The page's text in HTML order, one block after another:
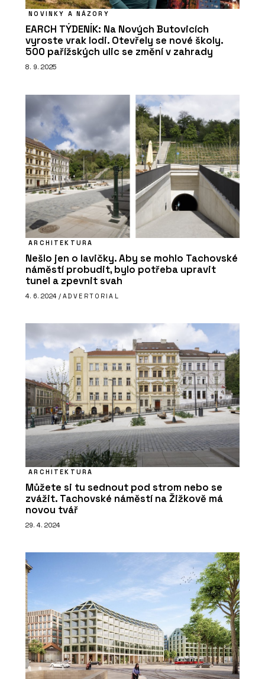
NOVINKY A NÁZORY
EARCH TÝDENÍK: Na Nových Butovicích
vyroste vrak lodi. Otevřely se nové školy.
500 pařížských ulic se změní v zahrady
8. 9. 2025
ARCHITEKTURA
Nešlo jen o lavičky. Aby se mohlo Tachovské
náměstí probudit, bylo potřeba upravit
tunel a zpevnit svah
4. 6. 2024 / ADVERTORIAL
ARCHITEKTURA
Můžete si tu sednout pod strom nebo se
zvážit. Tachovské náměstí na Žižkově má
novou tvář
29. 4. 2024